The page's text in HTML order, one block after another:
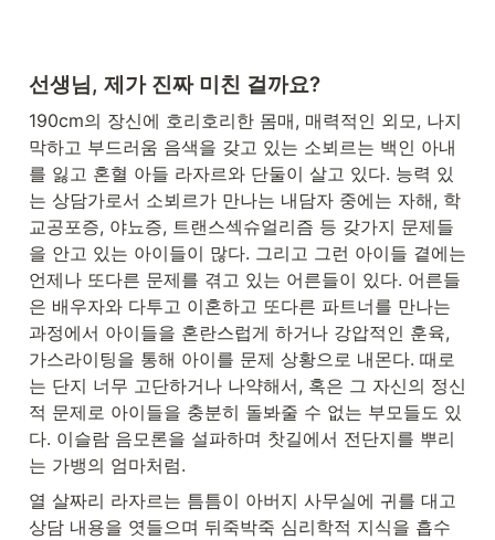
선생님, 제가 진짜 미친 걸까요?
190cm의 장신에 호리호리한 몸매, 매력적인 외모, 나지
막하고 부드러움 음색을 갖고 있는 소뵈르는 백인 아내
를 잃고 혼혈 아들 라자르와 단둘이 살고 있다. 능력 있
는 상담가로서 소뵈르가 만나는 내담자 중에는 자해, 학
교공포증, 야뇨증, 트랜스섹슈얼리즘 등 갖가지 문제들
을 안고 있는 아이들이 많다. 그리고 그런 아이들 곁에는
언제나 또다른 문제를 겪고 있는 어른들이 있다. 어른들
은 배우자와 다투고 이혼하고 또다른 파트너를 만나는
과정에서 아이들을 혼란스럽게 하거나 강압적인 훈육,
가스라이팅을 통해 아이를 문제 상황으로 내몬다. 때로
는 단지 너무 고단하거나 나약해서, 혹은 그 자신의 정신
적 문제로 아이들을 충분히 돌봐줄 수 없는 부모들도 있
다. 이슬람 음모론을 설파하며 찻길에서 전단지를 뿌리
는 가뱅의 엄마처럼.
열 살짜리 라자르는 틈틈이 아버지 사무실에 귀를 대고
상담 내용을 엿들으며 뒤죽박죽 심리학적 지식을 흡수